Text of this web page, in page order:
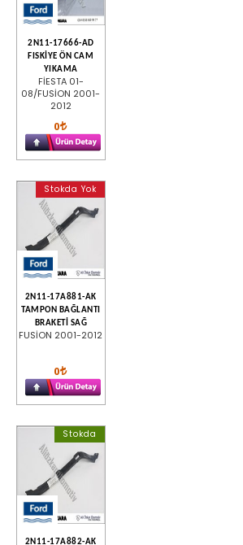
2N11-17666-AD
FISKİYE ÖN CAM
YIKAMA
FİESTA 01-
08/FUSİON 2001-
2012
0
Stokda Yok
2N11-17A881-AK
TAMPON BAĞLANTI
BRAKETİ SAĞ
FUSİON 2001-2012
0
Stokda
2N11-17A882-AK